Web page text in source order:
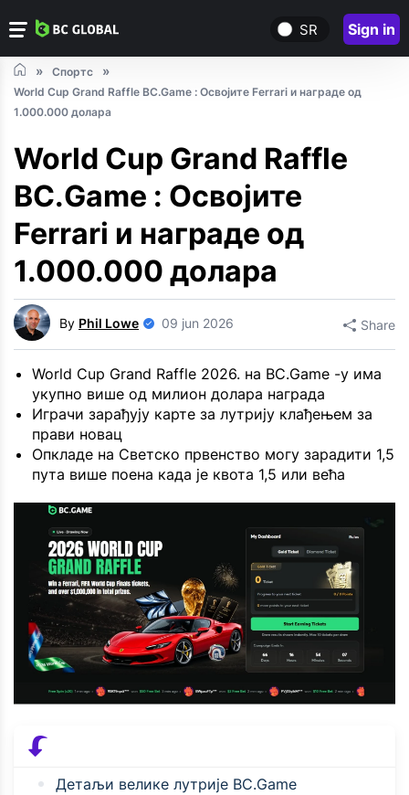
SR Sign in
Спортс
World Cup Grand Raffle BC.Game : Освојите Ferrari и награде од
1.000.000 долара
World Cup Grand Raffle
BC.Game : Освојите
Ferrari и награде од
1.000.000 долара
By Phil Lowe 09 jun 2026 Share
World Cup Grand Raffle 2026. на BC.Game -у има
укупно више од милион долара награда
Играчи зарађују карте за лутрију клађењем за
прави новац
Опкладе на Светско првенство могу зарадити 1,5
пута више поена када је квота 1,5 или већа
Детаљи велике лутрије BC.Game